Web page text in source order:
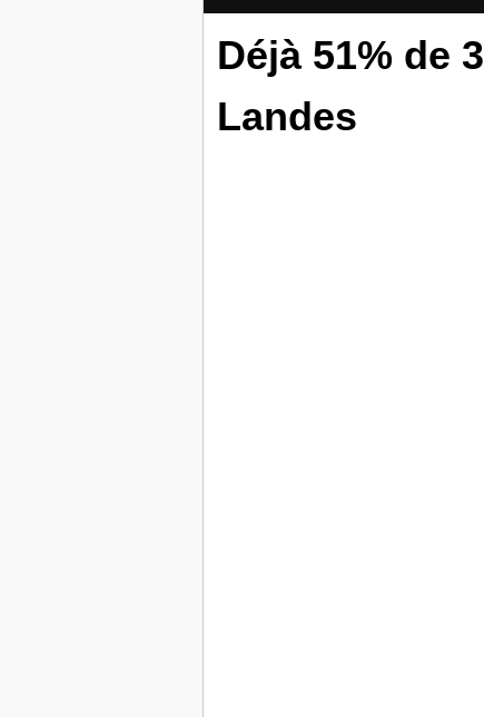
Déjà 51% de 3
Landes